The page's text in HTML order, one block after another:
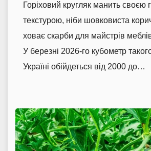
Горіховий кругляк манить своєю
текстурою, ніби шовковиста
ховає скарби для майстрів
У березні 2026-го кубометр
Україні обійдеться від 2000 до…